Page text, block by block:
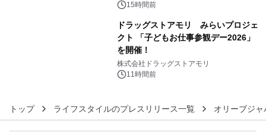
没入型バー「BAR Arca」
15時間前
ドラッグストアモリ みらいプロジェ
クト 「子どもお仕事参観デー2026」
を開催！
株式会社ドラッグストアモリ
11時間前
トップ ライフスタイルのプレスリリース一覧 オリーブジ